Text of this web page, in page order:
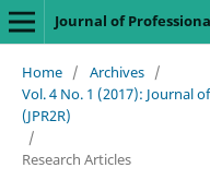
Journal of
Home / Archives /
Vol. 4 No. 1 (2017): Journal
(JPR2R)
/
Research Articles